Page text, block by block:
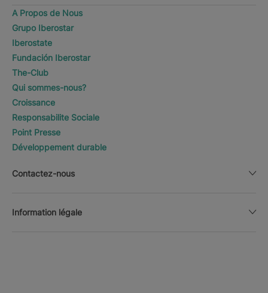
A Propos de Nous
Grupo Iberostar
Iberostate
Fundación Iberostar
The-Club
Qui sommes-nous?
Croissance
Responsabilite Sociale
Point Presse
Développement durable
Contactez-nous
Information légale